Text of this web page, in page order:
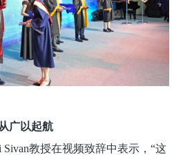
广以起航
教授在视频致辞中表示，“这